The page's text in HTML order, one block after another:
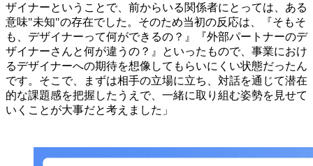
ザイナーということで、前からいる関係者にとっては、ある
意味"未知"の存在でした。そのため当初の反応は、『そもそ
も、デザイナーって何ができるの？』『外部パートナーのデ
ザイナーさんと何が違うの？』といったもので、事業におけ
るデザイナーへの期待を想像してもらいにくい状態だったん
です。そこで、まずは相手の立場に立ち、対話を通じて潜在
的な課題感を把握したうえで、一緒に取り組む姿勢を見せて
いくことが大事だと考えました」